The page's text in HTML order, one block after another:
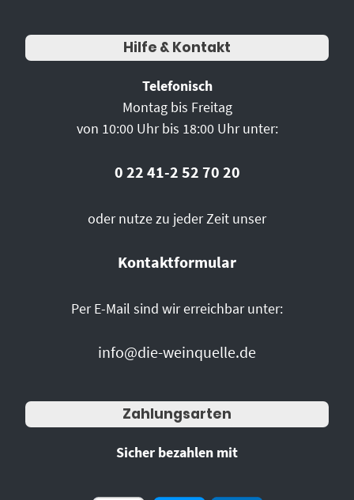
Hilfe & Kontakt
Telefonisch
Montag bis Freitag
von 10:00 Uhr bis 18:00 Uhr unter:
0 22 41-2 52 70 20
oder nutze zu jeder Zeit unser
Kontaktformular
Per E-Mail sind wir erreichbar unter:
info@die-weinquelle.de
Zahlungsarten
Sicher bezahlen mit